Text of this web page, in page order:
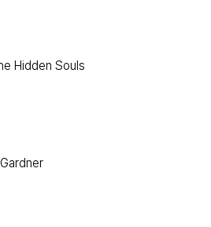
Hidden Souls